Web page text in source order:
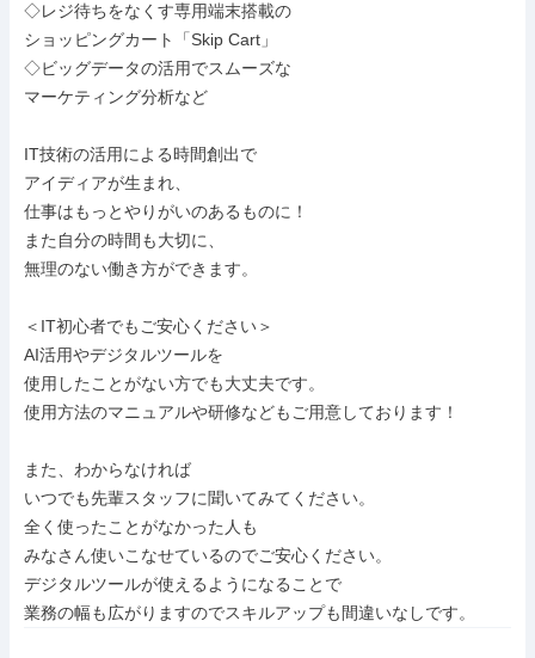
◇レジ待ちをなくす専用端末搭載の
ショッピングカート「Skip Cart」
◇ビッグデータの活用でスムーズな
マーケティング分析など
IT技術の活用による時間創出で
アイディアが生まれ、
仕事はもっとやりがいのあるものに！
また自分の時間も大切に、
無理のない働き方ができます。
＜IT初心者でもご安心ください＞
AI活用やデジタルツールを
使用したことがない方でも大丈夫です。
使用方法のマニュアルや研修などもご用意しております！
また、わからなければ
いつでも先輩スタッフに聞いてみてください。
全く使ったことがなかった人も
みなさん使いこなせているのでご安心ください。
デジタルツールが使えるようになることで
業務の幅も広がりますのでスキルアップも間違いなしです。